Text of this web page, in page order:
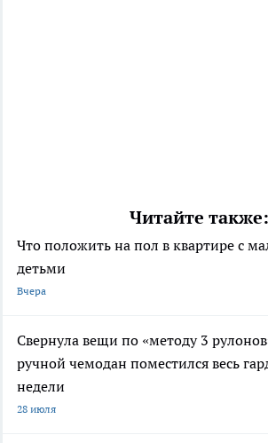
Читайте также:
Что положить на пол в квартире с
детьми
Вчера
Свернула вещи по «методу 3
ручной чемодан поместился весь
недели
28 июля